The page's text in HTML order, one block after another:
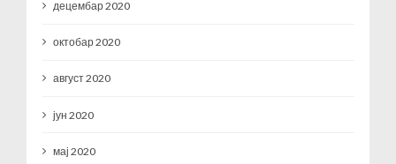
децембар 2020
октобар 2020
август 2020
јун 2020
мај 2020